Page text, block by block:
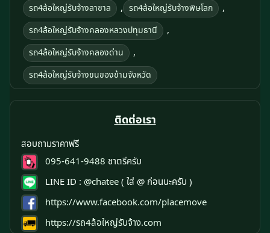
รถ4ล้อใหญ่รับจ้างลาซาล , รถ4ล้อใหญ่รับจ้างพิษโลก ,
รถ4ล้อใหญ่รับจ้างคลองหลวงปทุมธานี ,
รถ4ล้อใหญ่รับจ้างคลองด่าน ,
รถ4ล้อใหญ่รับจ้างขนของข้ามจังหวัด
ติดต่อเรา
สอบถามราคาฟรี
095-641-9488 ชาตรีครับ
LINE ID : @chatee( ใส่ @ ก่อนนะครับ )
https://www.facebook.com/placemove
https://รถ4ล้อใหญ่รับจ้าง.com